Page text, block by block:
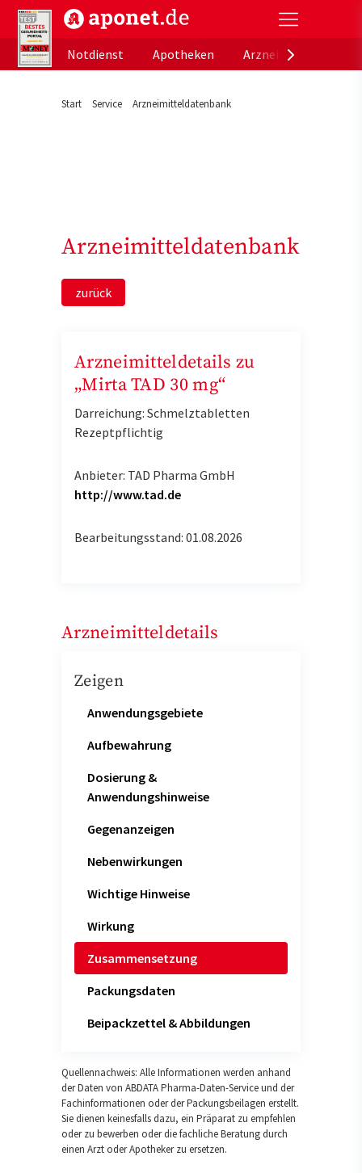
aponet.de - Das offizielle Gesundheitsportal der
Notdienst
Apotheken
Start Service Arzneimitteldatenbank
Arzneimitteldatenbank
zurück
Arzneimitteldetails zu
„Mirta TAD 30 mg“
Darreichung: Schmelztabletten
Rezeptpflichtig
Anbieter: TAD Pharma GmbH
http://www.tad.de
Bearbeitungsstand: 01.08.2026
Arzneimitteldetails
Zeigen
Anwendungsgebiete
Aufbewahrung
Dosierung &
Anwendungshinweise
Gegenanzeigen
Nebenwirkungen
Wichtige Hinweise
Wirkung
Zusammensetzung
Packungsdaten
Beipackzettel & Abbildungen
Quellennachweis: Alle Informationen werden anhand
der Daten von ABDATA Pharma-Daten-Service und der
Fachinformationen oder der Packungsbeilagen erstellt.
Sie dienen keinesfalls dazu, ein Präparat zu empfehlen
oder zu bewerben oder die fachliche Beratung durch
einen Arzt oder Apotheker zu ersetzen.